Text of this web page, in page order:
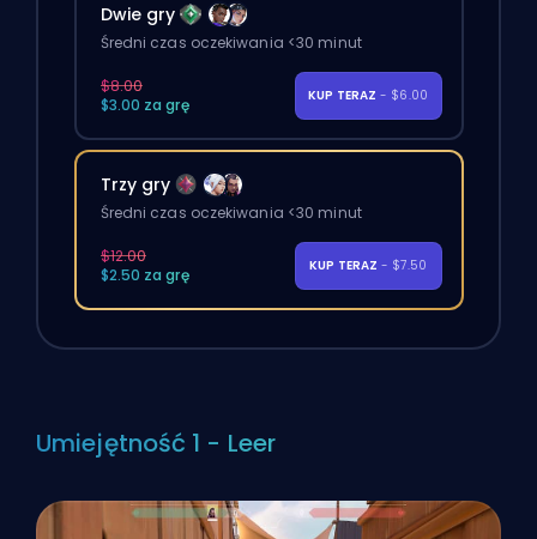
Dwie gry
Średni czas oczekiwania <30 minut
$8.00
$3.00 za grę
KUP TERAZ - $6.00
Trzy gry
Średni czas oczekiwania <30 minut
$12.00
$2.50 za grę
KUP TERAZ - $7.50
Umiejętność 1 - Leer